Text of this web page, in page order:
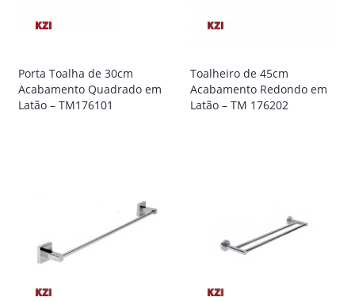
Porta Toalha de 30cm
Acabamento Quadrado em
Latão – TM176101
Toalheiro de 45cm
Acabamento Redondo em
Latão – TM 176202